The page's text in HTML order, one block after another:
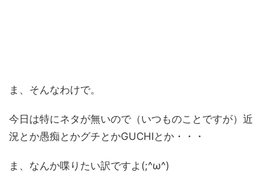
ま、そんなわけで。
今日は特にネタが無いので（いつものことですが）近
況とか愚痴とかグチとかGUCHIとか・・・
ま、なんか喋りたい訳ですよ(;^ω^)